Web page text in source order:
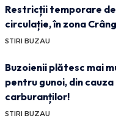
Restricții temporare de
circulație, în zona
STIRI BUZAU
Buzoienii plătesc mai
pentru gunoi, din
carburanților!
STIRI BUZAU